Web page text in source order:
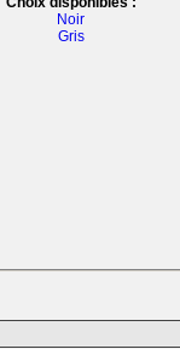
Noir
Gris